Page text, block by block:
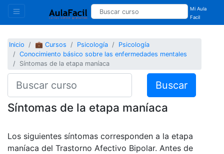
Mi Aula
Facil
Inicio 💼 Cursos Psicología
Psicología
Conocimiento básico sobre las enfermedades mentales
Síntomas de la etapa maníaca
Buscar
Síntomas de la etapa maníaca
Los siguientes síntomas corresponden a la etapa
maníaca del Trastorno Afectivo Bipolar. Antes de